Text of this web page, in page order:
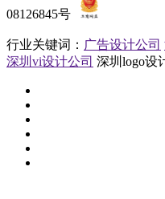
08126845号
行业关键词： 广告设计公司
深圳vi设计公司 深圳logo